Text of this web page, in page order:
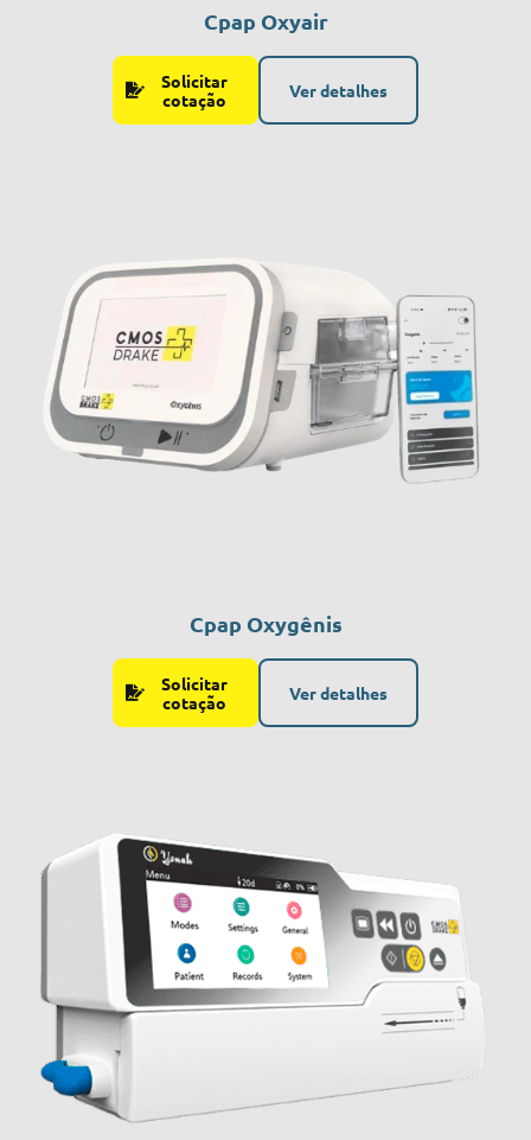
Cpap Oxyair
Solicitar
cotação
Ver detalhes
Cpap Oxygênis
Solicitar
cotação
Ver detalhes